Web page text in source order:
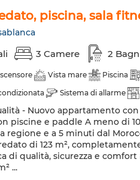
piscina, sala
3 Camere 2
Vista mare Piscina
Sistema di allarme
Forno a microonde
- Nuovo appartamento
piscine e paddle A meno di
regione e a 5 minuti dal
di 123 m²,
di qualità, sicurezza e
...